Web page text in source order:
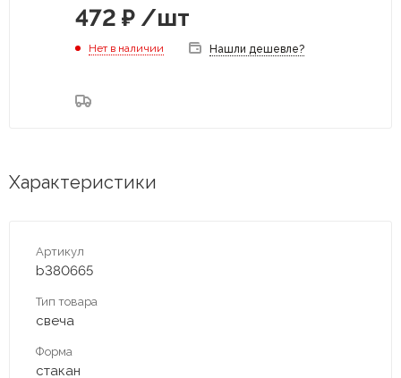
472 ₽ /шт
Нет в наличии Нашли дешевле?
Характеристики
Артикул
b380665
Тип товара
свеча
Форма
стакан